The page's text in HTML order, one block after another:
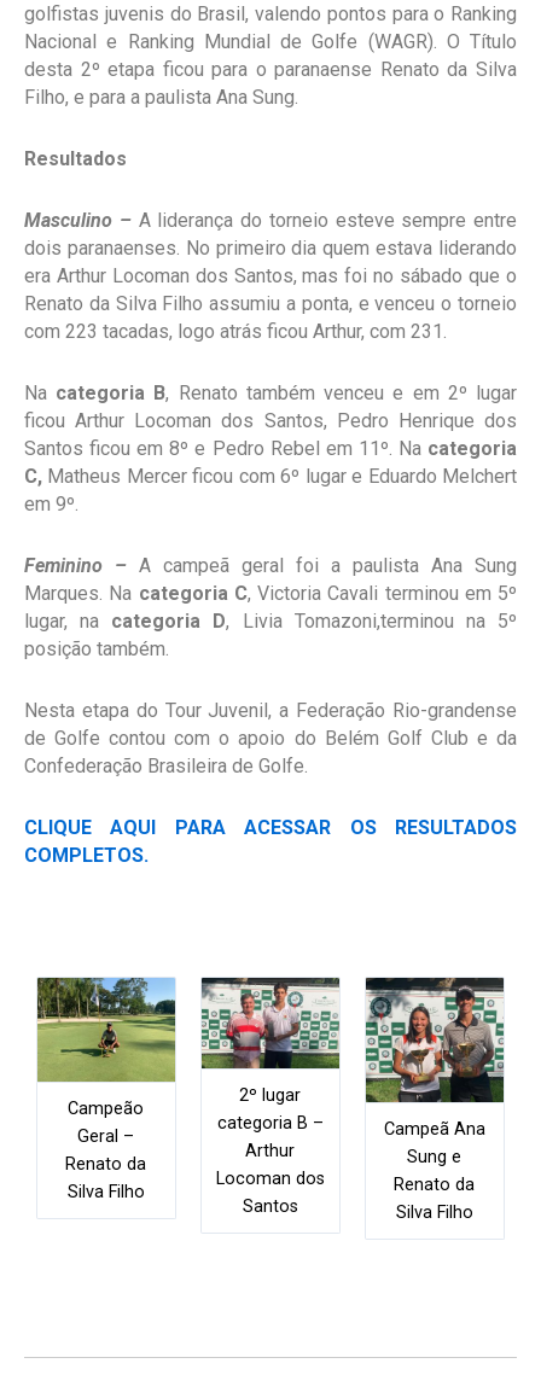
golfistas juvenis do Brasil, valendo pontos para o Ranking
Nacional e Ranking Mundial de Golfe (WAGR). O Título
desta 2º etapa ficou para o paranaense Renato da Silva
Filho, e para a paulista Ana Sung.
Resultados
Masculino – A liderança do torneio esteve sempre entre
dois paranaenses. No primeiro dia quem estava liderando
era Arthur Locoman dos Santos, mas foi no sábado que o
Renato da Silva Filho assumiu a ponta, e venceu o torneio
com 223 tacadas, logo atrás ficou Arthur, com 231.
Na categoria B, Renato também venceu e em 2º lugar
ficou Arthur Locoman dos Santos, Pedro Henrique dos
Santos ficou em 8º e Pedro Rebel em 11º. Na categoria
C, Matheus Mercer ficou com 6º lugar e Eduardo Melchert
em 9º.
Feminino – A campeã geral foi a paulista Ana Sung
Marques. Na categoria C, Victoria Cavali terminou em 5º
lugar, na categoria D, Livia Tomazoni,terminou na 5º
posição também.
Nesta etapa do Tour Juvenil, a Federação Rio-grandense
de Golfe contou com o apoio do Belém Golf Club e da
Confederação Brasileira de Golfe.
CLIQUE AQUI PARA ACESSAR OS RESULTADOS
COMPLETOS.
Campeão
Geral –
Renato da
Silva Filho
2º lugar
categoria B –
Arthur
Locoman dos
Santos
Campeã Ana
Sung e
Renato da
Silva Filho